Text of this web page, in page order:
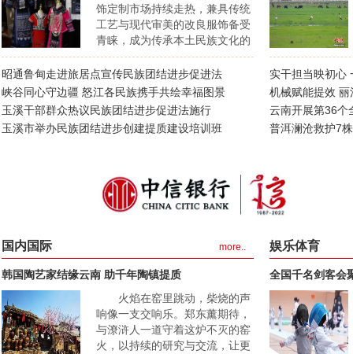
饰定制市场持续走热，兼具传统
工艺与现代审美的改良服饰备受
青睐，成为传承本土民族文化的
节庆新风尚。借着火把节的热烈
氛围，多彩民族服饰正成为宁洱
最亮眼的文化名片，在穿戴传承
中绽放民俗新活力，让民族团结
之美、民族文化之韵在茶马古道
源头久久流淌。...
昭通鲁甸走进旅居点宣传民族团结进步促进法
峡谷同心守边疆 怒江各民族携手共绘幸福图景
玉溪干部群众热议民族团结进步促进法施行
玉溪市举办民族团结进步创建提质建设培训班
实干担当映初心
机械赋能提效
云南开展第36个
普洱澜沧救护7
国内国际 more..
韩国陶艺家结缘云南 助千年陶镇提质
火焰在窑里跳动，柴烧的声
响像一支交响乐。郑东薰期待，
与潦浒人一道守着这炉不灭的窑
火，以持续的研究与交流，让更
娱乐体育
全国千名剑客会